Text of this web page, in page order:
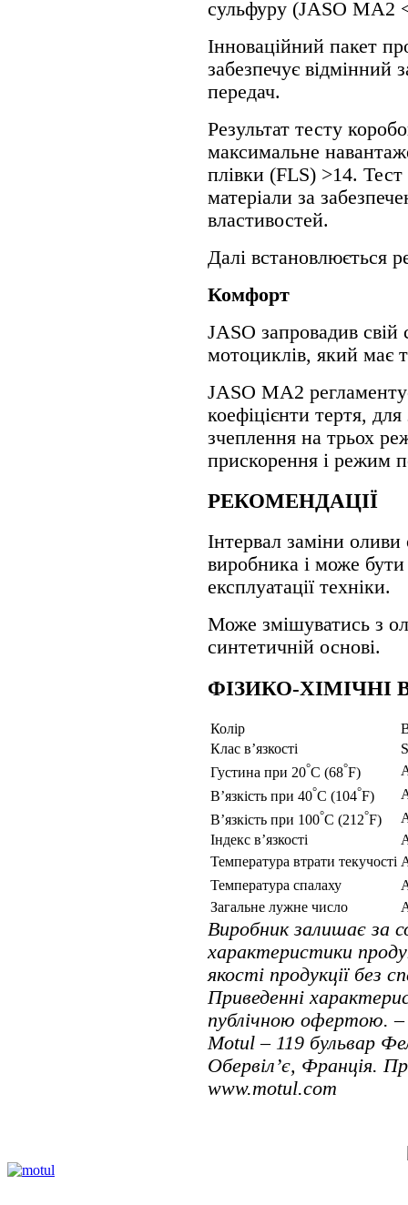
сульфуру (JASO MA2
Інноваційний пакет
забезпечує відмінний
передач.
Результат тесту
максимальне
плівки (FLS) >14.
матеріали за
властивостей.
Далі встановлюється
Комфорт
JASO запровадив
мотоциклів, який
JASO MA2
коефіцієнти тертя,
зчеплення на трьох
прискорення і режим
РЕКОМЕНДАЦІЇ
Інтервал заміни оливи
виробника і може
експлуатації техніки.
Може змішуватись з
синтетичній основі.
ФІЗИКО-ХІМІЧНІ
Колiр
Клас в’язкості
Густина при 20°C (68°F)
В’язкість при 40°C (104°F)
В’язкість при 100°C (212°F)
Індекс в’язкості
Температура втрати текучості
Температура спалаху
Загальне лужне число
Виробник залишає за
характеристики
якості продукції без
Приведенні
публічною офертою. –
Motul – 119 бульвар
Обервіл’є, Франція.
www.motul.com